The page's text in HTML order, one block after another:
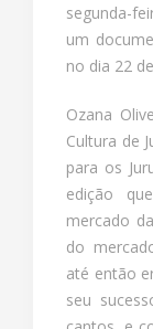
segunda-
um
no dia 22
Ozana
Cultura de
para os
edição
mercado
do
até então
seu